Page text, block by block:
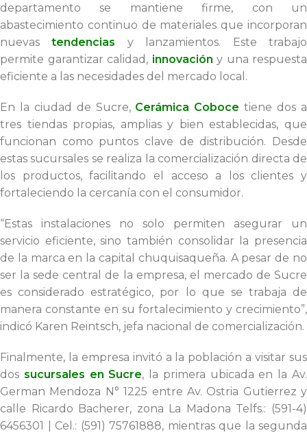
departamento se mantiene firme, con un
abastecimiento continuo de materiales que incorporan
nuevastendencias y lanzamientos. Este trabajo
permite garantizar calidad, innovación y una respuesta
eficiente a las necesidades del mercado local.
En la ciudad de Sucre, Cerámica Coboce tiene dos a
tres tiendas propias, amplias y bien establecidas, que
funcionan como puntos clave de distribución. Desde
estas sucursales se realiza la comercialización directa de
los productos, facilitando el acceso a los clientes y
fortaleciendo la cercanía con el consumidor.
“Estas instalaciones no solo permiten asegurar un
servicio eficiente, sino también consolidar la presencia
de la marca en la capital chuquisaqueña. A pesar de no
ser la sede central de la empresa, el mercado de Sucre
es considerado estratégico, por lo que se trabaja de
manera constante en su fortalecimiento y crecimiento”,
indicó Karen Reintsch, jefa nacional de comercialización.
Finalmente, la empresa invitó a la población a visitar sus
dos sucursales en Sucre, la primera ubicada en la Av.
German Mendoza N° 1225 entre Av. Ostria Gutierrez y
calle Ricardo Bacherer, zona La Madona Telfs.: (591-4)
6456301 | Cel.: (591) 75761888, mientras que la segunda